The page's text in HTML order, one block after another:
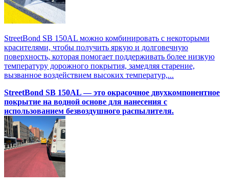
StreetBond SB 150AL можно комбинировать с некоторыми
красителями, чтобы получить яркую и долговечную
поверхность, которая помогает поддерживать более низкую
температуру дорожного покрытия, замедляя старение,
вызванное воздействием высоких температур,...
StreetBond SB 150AL — это окрасочное двухкомпонентное
покрытие на водной основе для нанесения с
использованием безвоздушного распылителя.